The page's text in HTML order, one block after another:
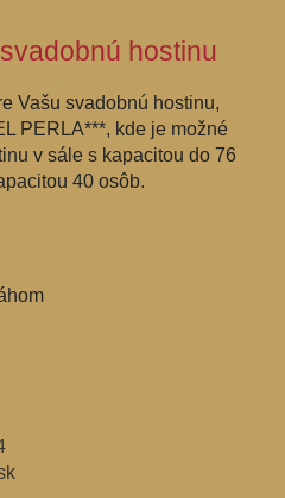
hostinu
Vašu svadobnú hostinu,
PERLA***, kde je možné
v sále s kapacitou do 76
40 osôb.